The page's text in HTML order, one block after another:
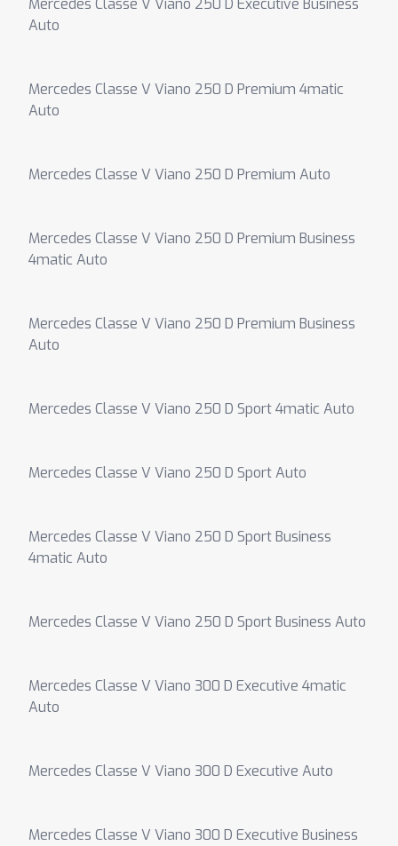
Mercedes Classe V Viano 250 D Executive Business
Auto
Mercedes Classe V Viano 250 D Premium 4matic
Auto
Mercedes Classe V Viano 250 D Premium Auto
Mercedes Classe V Viano 250 D Premium Business
4matic Auto
Mercedes Classe V Viano 250 D Premium Business
Auto
Mercedes Classe V Viano 250 D Sport 4matic Auto
Mercedes Classe V Viano 250 D Sport Auto
Mercedes Classe V Viano 250 D Sport Business
4matic Auto
Mercedes Classe V Viano 250 D Sport Business Auto
Mercedes Classe V Viano 300 D Executive 4matic
Auto
Mercedes Classe V Viano 300 D Executive Auto
Mercedes Classe V Viano 300 D Executive Business